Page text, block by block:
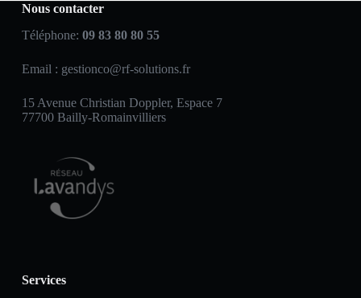
Nous contacter
Téléphone: 09 83 80 80 55
Email : gestionco@rf-solutions.fr
15 Avenue Christian Doppler, Espace 7
77700 Bailly-Romainvilliers
Services